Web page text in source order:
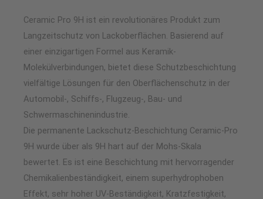
Ceramic Pro 9H ist ein revolutionäres Produkt zum
Langzeitschutz von Lackoberflächen. Basierend auf
einer einzigartigen Formel aus Keramik-
Molekülverbindungen, bietet diese Schutzbeschichtung
vielfältige Lösungen für den Oberflächenschutz in der
Automobil-, Schiffs-, Flugzeug-, Bau- und
Schwermaschinenindustrie.
Die permanente Lackschutz-Beschichtung Ceramic-Pro
9H wurde über als 9H hart auf der Mohs-Skala
bewertet. Es ist eine Beschichtung mit hervorragender
Chemikalienbeständigkeit, einem superhydrophoben
Effekt, sehr hoher UV-Beständigkeit, Kratzfestigkeit,